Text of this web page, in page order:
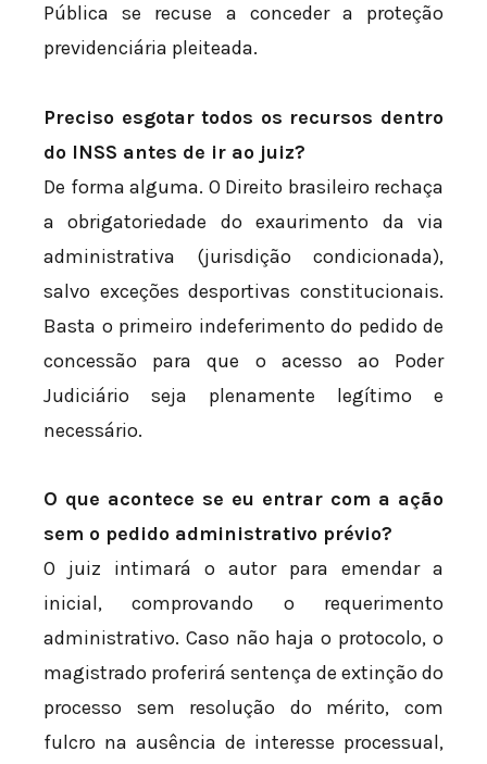
Pública se recuse a conceder a proteção
previdenciária pleiteada.
Preciso esgotar todos os recursos dentro
do INSS antes de ir ao juiz?
De forma alguma. O Direito brasileiro rechaça
a obrigatoriedade do exaurimento da via
administrativa (jurisdição condicionada),
salvo exceções desportivas constitucionais.
Basta o primeiro indeferimento do pedido de
concessão para que o acesso ao Poder
Judiciário seja plenamente legítimo e
necessário.
O que acontece se eu entrar com a ação
sem o pedido administrativo prévio?
O juiz intimará o autor para emendar a
inicial, comprovando o requerimento
administrativo. Caso não haja o protocolo, o
magistrado proferirá sentença de extinção do
processo sem resolução do mérito, com
fulcro na ausência de interesse processual,